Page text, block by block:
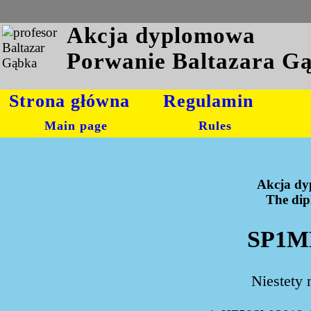
Akcja dyplomowa
Porwanie Baltazara
Strona główna
Main page
Regulamin
Rules
Akcja
The
Niestety